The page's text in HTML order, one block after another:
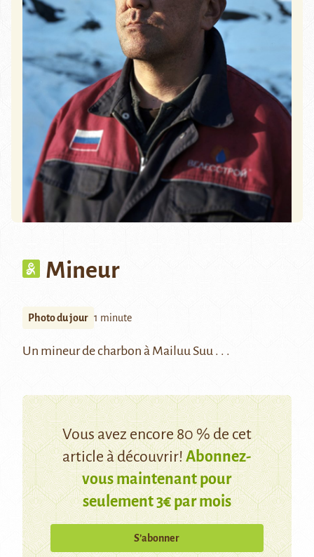
Mineur
Photo du jour 1 minute
Un mineur de charbon à Mailuu Suu . . .
Vous avez encore 80 % de cet
article à découvrir!Abonnez-
vous maintenant pour
seulement 3€ par mois
S’abonner